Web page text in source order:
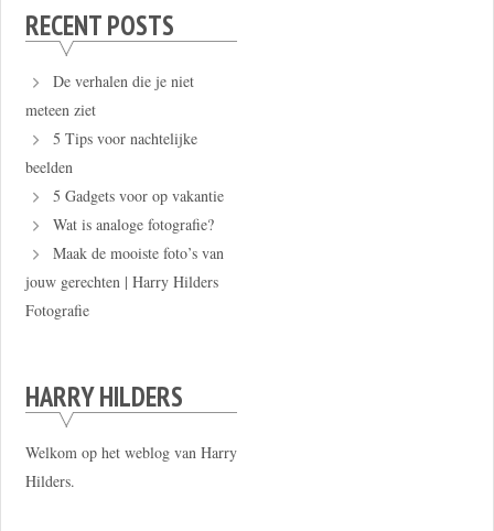
RECENT POSTS
De verhalen die je niet
meteen ziet
5 Tips voor nachtelijke
beelden
5 Gadgets voor op vakantie
Wat is analoge fotografie?
Maak de mooiste foto’s van
jouw gerechten | Harry Hilders
Fotografie
HARRY HILDERS
Welkom op het weblog van Harry
Hilders.